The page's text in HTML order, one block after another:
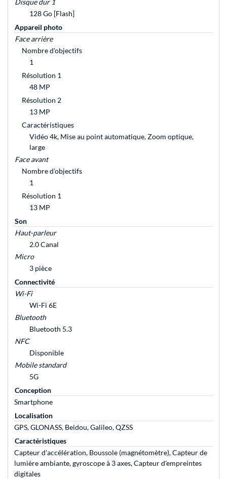
Disque dur 1
128 Go [Flash]
Appareil photo
Face arrière
Nombre d'objectifs
1
Résolution 1
48 MP
Résolution 2
13 MP
Caractéristiques
Vidéo 4k, Mise au point automatique, Zoom optique,
large
Face avant
Nombre d'objectifs
1
Résolution 1
13 MP
Son
Haut-parleur
2.0 Canal
Micro
3 pièce
Connectivité
Wi-Fi
Wi-Fi 6E
Bluetooth
Bluetooth 5.3
NFC
Disponible
Mobile standard
5G
Conception
Smartphone
Localisation
GPS, GLONASS, Beidou, Galileo, QZSS
Caractéristiques
Capteur d'accélération, Boussole (magnétomètre), Capteur de
lumière ambiante, gyroscope à 3 axes, Capteur d'empreintes
digitales